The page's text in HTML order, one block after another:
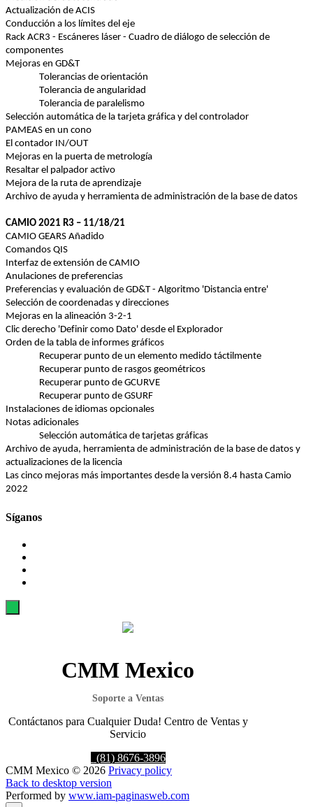
Actualización de ACIS
Conducción a los límites del eje
Rack ACR3 - Escáneres láser - Cuadro de diálogo de selección de
componentes
Mejoras en GD&T
Tolerancias de orientación
Tolerancia de angularidad
Tolerancia de paralelismo
Selección automática de la tarjeta gráfica y del controlador
PAMEAS en un cono
El contador IN/OUT
Mejoras en la puerta de metrología
Resaltar el palpador activo
Mejora de la ruta de aprendizaje
Archivo de ayuda y herramienta de administración de la base de datos
CAMIO 2021 R3 – 11/18/21
CAMIO GEARS Añadido
Comandos QIS
Interfaz de extensión de CAMIO
Anulaciones de preferencias
Preferencias y evaluación de GD&T - Algoritmo 'Distancia entre'
Selección de coordenadas y direcciones
Mejoras en la alineación 3-2-1
Clic derecho 'Definir como Dato' desde el Explorador
Orden de la tabla de informes gráficos
Recuperar punto de un elemento medido táctilmente
Recuperar punto de rasgos geométricos
Recuperar punto de GCURVE
Recuperar punto de GSURF
Instalaciones de idiomas opcionales
Notas adicionales
Selección automática de tarjetas gráficas
Archivo de ayuda, herramienta de administración de la base de datos y
actualizaciones de la licencia
Las cinco mejoras más importantes desde la versión 8.4 hasta Camio
2022
Síganos
CMM Mexico
Soporte a Ventas
Contáctanos para Cualquier Duda! Centro de Ventas y
Servicio
(81) 8676-3896
CMM Mexico © 2026 Privacy policy
Back to desktop version
Performed by www.iam-paginasweb.com